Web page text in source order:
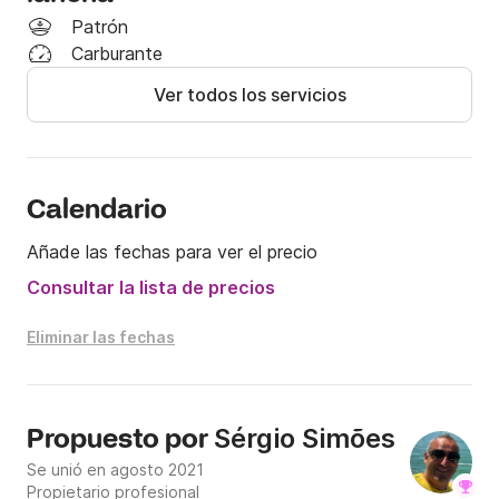
Patrón
Carburante
Ver todos los servicios
Calendario
Añade las fechas para ver el precio
Consultar la lista de precios
Eliminar las fechas
Propuesto por Sérgio Simões
Se unió en agosto 2021
Propietario profesional